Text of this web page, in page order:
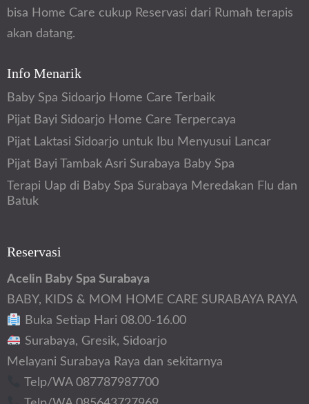
bisa Home Care cukup Reservasi dari Rumah terapis
akan datang.
Info Menarik
Baby Spa Sidoarjo Home Care Terbaik
Pijat Bayi Sidoarjo Home Care Terpercaya
Pijat Laktasi Sidoarjo untuk Ibu Menyusui Lancar
Pijat Bayi Tambak Asri Surabaya Baby Spa
Terapi Uap di Baby Spa Surabaya Meredakan Flu dan
Batuk
Reservasi
Acelin Baby Spa Surabaya
BABY, KIDS & MOM HOME CARE SURABAYA RAYA
Buka Setiap Hari 08.00-16.00
Surabaya, Gresik, Sidoarjo
Melayani Surabaya Raya dan sekitarnya
Telp/WA 087787987700